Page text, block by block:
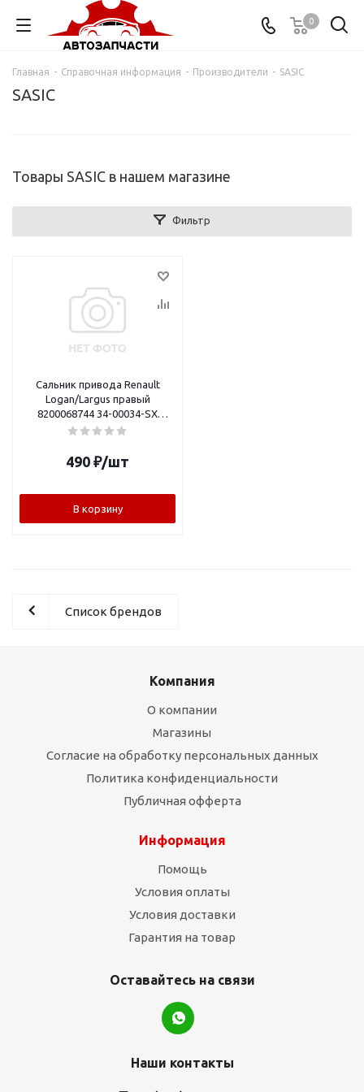
0
Главная - Справочная информация - Производители - SASIC
SASIC
Товары SASIC в нашем магазине
Фильтр
Сальник привода Renault
Logan/Largus правый
8200068744 34-00034-SX
1954004 SASIC
490 ₽/шт
В корзину
Список брендов
Компания
О компании
Магазины
Согласие на обработку персональных данных
Политика конфиденциальности
Публичная офферта
Информация
Помощь
Условия оплаты
Условия доставки
Гарантия на товар
Оставайтесь на связи
Наши контакты